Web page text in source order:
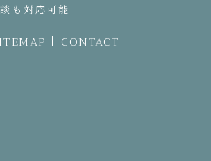
も対応可能
CONTACT